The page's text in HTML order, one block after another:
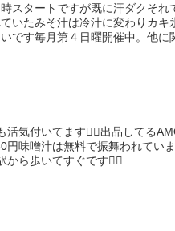
スタートですが既に汗ダクそれ
いたみそ汁は冷汁に変わりカキ
です毎月第４日曜開催中。他に
気付いてます🙆‍♂️出品してる
円味噌汁は無料で振舞われてい
ら歩いてすぐです🙋‍♂...